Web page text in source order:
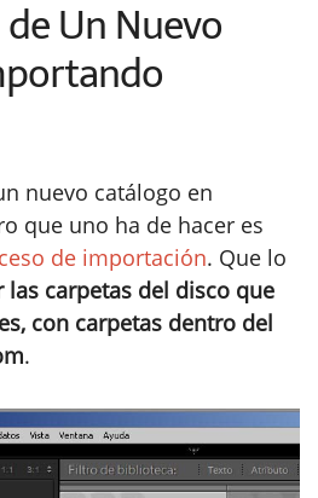
Un Nuevo
nuevo catálogo en
que uno ha de hacer es
de importación. Que lo
las carpetas del disco que
con carpetas dentro del
.